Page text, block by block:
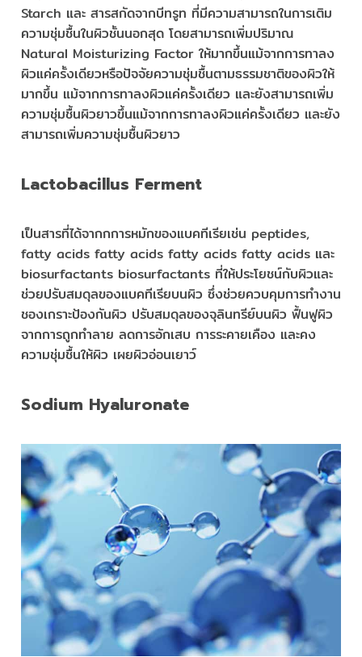
Starch และ สารสกัดจากบีทรูท ที่มีความสามารถในการเติม
ความชุ่มชื้นในผิวชั้นนอกสุด โดยสามารถเพิ่มปริมาณ
Natural Moisturizing Factor ให้มากขึ้นแม้จากการทาลง
ผิวแค่ครั้งเดียวหรือปัจจัยความชุ่มชื้นตามธรรมชาติของผิวให้
มากขึ้น แม้จากการทาลงผิวแค่ครั้งเดียว และยังสามารถเพิ่ม
ความชุ่มชื้นผิวยาวขึ้นแม้จากการทาลงผิวแค่ครั้งเดียว และยัง
สามารถเพิ่มความชุ่มชื้นผิวยาว
Lactobacillus Ferment
เป็นสารที่ได้จากกการหมักของแบคทีเรียเช่น peptides,
fatty acids fatty acids fatty acids fatty acids และ
biosurfactants biosurfactants ที่ให้ประโยชน์กับผิวและ
ช่วยปรับสมดุลของแบคทีเรียบนผิว ซึ่งช่วยควบคุมการทำงาน
ชองเกราะป้องกันผิว ปรับสมดุลของจุลินทรีย์บนผิว ฟื้นฟูผิว
จากการถูกทำลาย ลดการอักเสบ การระคายเคือง และคง
ความชุ่มชื้นให้ผิว เผยผิวอ่อนเยาว์
Sodium Hyaluronate